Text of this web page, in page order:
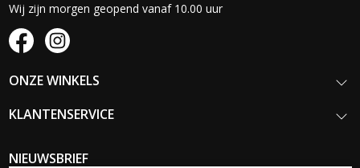
Wij zijn morgen geopend vanaf 10.00 uur
ONZE WINKELS
KLANTENSERVICE
NIEUWSBRIEF